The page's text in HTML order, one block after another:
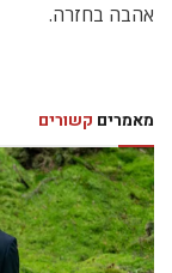
אהבה בחזרה.
מאמרים קשורים